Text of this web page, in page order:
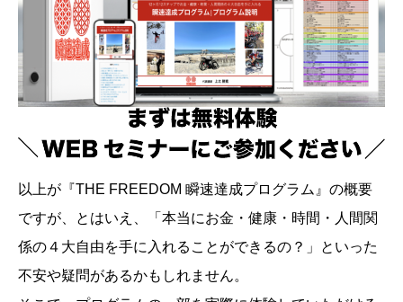
以上が『THE FREEDOM 瞬速達成プログラム』の概要
ですが、とはいえ、「本当にお金・健康・時間・人間関
係の４大自由を手に入れることができるの？」といった
不安や疑問があるかもしれません。